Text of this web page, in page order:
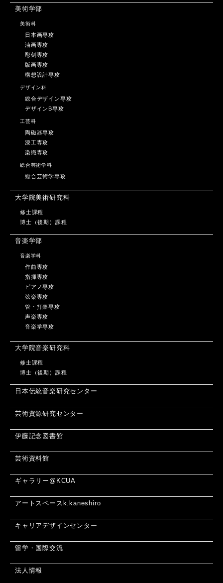
美術学部
美術科
日本画専攻
油画専攻
彫刻専攻
版画専攻
構想設計専攻
デザイン科
総合デザイン専攻
デザインB専攻
工芸科
陶磁器専攻
漆工専攻
染織専攻
総合芸術学科
総合芸術学専攻
大学院美術研究科
修士課程
博士（後期）課程
音楽学部
音楽学科
作曲専攻
指揮専攻
ピアノ専攻
弦楽専攻
管・打楽専攻
声楽専攻
音楽学専攻
大学院音楽研究科
修士課程
博士（後期）課程
日本伝統音楽研究センター
芸術資源研究センター
伊藤記念図書館
芸術資料館
ギャラリー@KCUA
アートスペースk.kaneshiro
キャリアデザインセンター
留学・国際交流
法人情報